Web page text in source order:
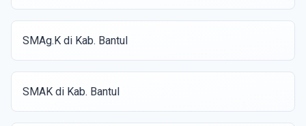
SMAg.K di Kab. Bantul
SMAK di Kab. Bantul